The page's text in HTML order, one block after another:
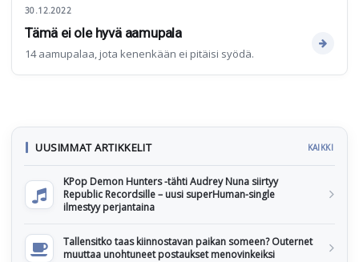
30.12.2022
Tämä ei ole hyvä aamupala
14 aamupalaa, jota kenenkään ei pitäisi syödä.
UUSIMMAT ARTIKKELIT KAIKKI
KPop Demon Hunters -tähti Audrey Nuna siirtyy
Republic Recordsille – uusi superHuman-single
ilmestyy perjantaina
Tallensitko taas kiinnostavan paikan someen? Outernet
muuttaa unohtuneet postaukset menovinkeiksi